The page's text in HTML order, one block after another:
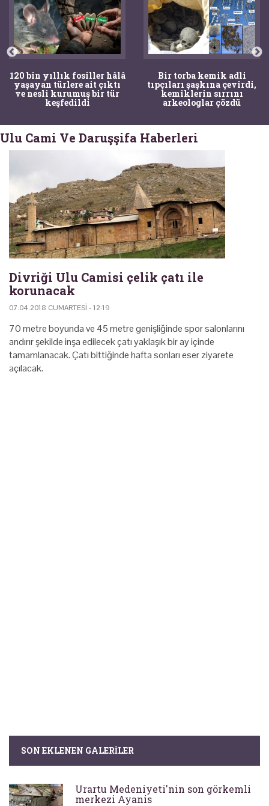
120 bin yıllık fosiller hâlâ
yaşayan türlere ait çıktı
ve nesli kurumuş bir tür
keşfedildi
Bir torba kemik adli
tıpçıları şaşkına çevirdi,
kemiklerin sırrını
arkeologlar çözdü
Ulu Cami Ve Daruşşifa Haberleri
Divriği Ulu Camisi çelik çatı ile
korunacak
07.04.2018 CUMARTESI - 12:19
70 metre boyunda ve 45 metre genişliğinde spor salonlarını
andırır şekilde inşa edilecek çatı yaklaşık bir ay içinde
tamamlanacak. Çatı bittiğinde hafta sonları eser ziyarete
açılacak.
SON EKLENEN GALERILER
Urartu Medeniyeti'nin son görkemli
merkezi Ayanis